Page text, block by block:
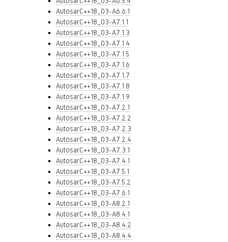
AutosarC++18_03-A6.6.1
AutosarC++18_03-A7.1.1
AutosarC++18_03-A7.1.3
AutosarC++18_03-A7.1.4
AutosarC++18_03-A7.1.5
AutosarC++18_03-A7.1.6
AutosarC++18_03-A7.1.7
AutosarC++18_03-A7.1.8
AutosarC++18_03-A7.1.9
AutosarC++18_03-A7.2.1
AutosarC++18_03-A7.2.2
AutosarC++18_03-A7.2.3
AutosarC++18_03-A7.2.4
AutosarC++18_03-A7.3.1
AutosarC++18_03-A7.4.1
AutosarC++18_03-A7.5.1
AutosarC++18_03-A7.5.2
AutosarC++18_03-A7.6.1
AutosarC++18_03-A8.2.1
AutosarC++18_03-A8.4.1
AutosarC++18_03-A8.4.2
AutosarC++18_03-A8.4.4